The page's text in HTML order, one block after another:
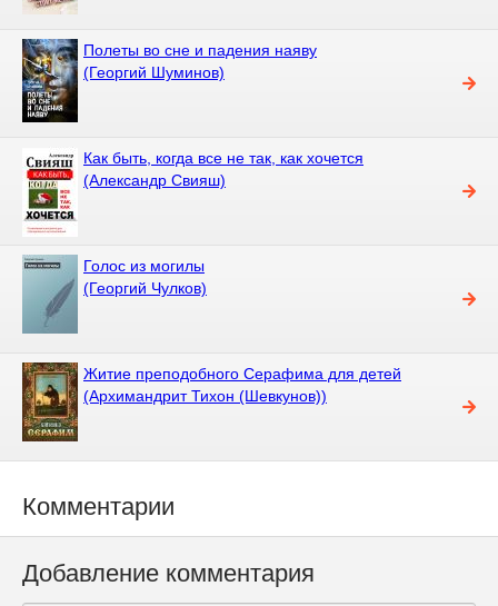
Полеты во сне и падения наяву
(Георгий Шуминов)
Как быть, когда все не так, как хочется
(Александр Свияш)
Голос из могилы
(Георгий Чулков)
Житие преподобного Серафима для детей
(Архимандрит Тихон (Шевкунов))
Комментарии
Добавление комментария